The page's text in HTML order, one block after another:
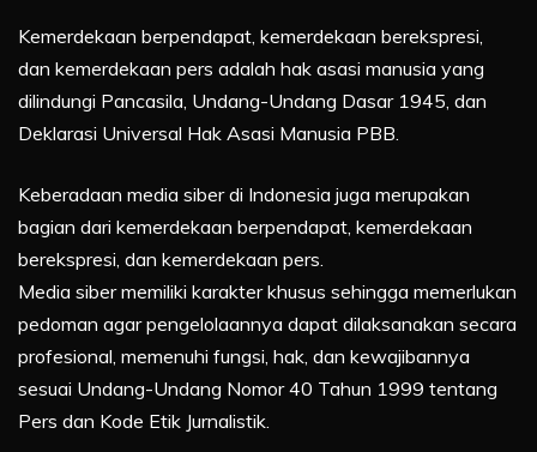
Kemerdekaan berpendapat, kemerdekaan berekspresi,
dan kemerdekaan pers adalah hak asasi manusia yang
dilindungi Pancasila, Undang-Undang Dasar 1945, dan
Deklarasi Universal Hak Asasi Manusia PBB.
Keberadaan media siber di Indonesia juga merupakan
bagian dari kemerdekaan berpendapat, kemerdekaan
berekspresi, dan kemerdekaan pers.
Media siber memiliki karakter khusus sehingga memerlukan
pedoman agar pengelolaannya dapat dilaksanakan secara
profesional, memenuhi fungsi, hak, dan kewajibannya
sesuai Undang-Undang Nomor 40 Tahun 1999 tentang
Pers dan Kode Etik Jurnalistik.